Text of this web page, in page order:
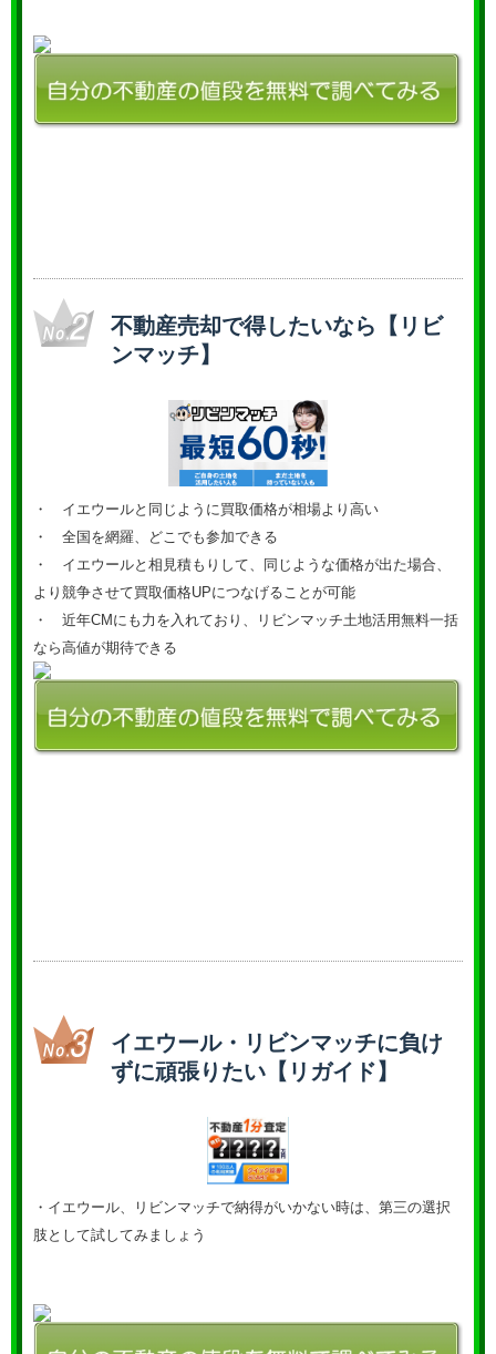
不動産売却で得したいなら【リビ
ンマッチ】
・ イエウールと同じように買取価格が相場より高い
・ 全国を網羅、どこでも参加できる
・ イエウールと相見積もりして、同じような価格が出た場合、
より競争させて買取価格UPにつなげることが可能
・ 近年CMにも力を入れており、リビンマッチ土地活用無料一括
なら高値が期待できる
イエウール・リビンマッチに負け
ずに頑張りたい【リガイド】
・イエウール、リビンマッチで納得がいかない時は、第三の選択
肢として試してみましょう